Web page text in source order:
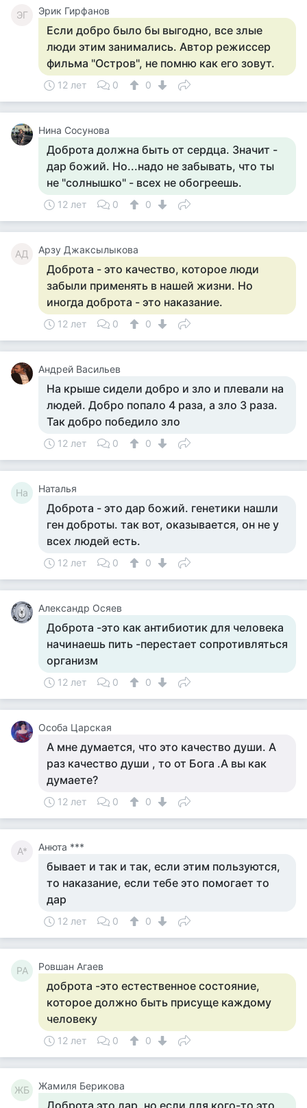
ЭГ Эрик Гирфанов
Если добро было бы выгодно, все злые
люди этим занимались. Автор режиссер
фильма "Остров", не помню как его зовут.
12 лет 0 0
Нина Сосунова
Доброта должна быть от сердца. Значит -
дар божий. Но...надо не забывать, что ты
не "солнышко" - всех не обогреешь.
12 лет 0 0
АД Арзу Джаксылыкова
Доброта - это качество, которое люди
забыли применять в нашей жизни. Но
иногда доброта - это наказание.
12 лет 0 0
Андрей Васильев
На крыше сидели добро и зло и плевали на
людей. Добро попало 4 раза, а зло 3 раза.
Так добро победило зло
12 лет 0 0
На Наталья
Доброта - это дар божий. генетики нашли
ген доброты. так вот, оказывается, он не у
всех людей есть.
12 лет 0 0
Александр Осяев
Доброта -это как антибиотик для человека
начинаешь пить -перестает сопротивляться
организм
12 лет 0 0
Особа Царская
А мне думается, что это качество души. А
раз качество души , то от Бога .А вы как
думаете?
12 лет 0 0
А* Анюта ***
бывает и так и так, если этим пользуются,
то наказание, если тебе это помогает то
дар
12 лет 0 0
РА Ровшан Агаев
доброта -это естественное состояние,
которое должно быть присуще каждому
человеку
12 лет 0 0
ЖБ Жамиля Берикова
Доброта это дар, но если для кого-то это